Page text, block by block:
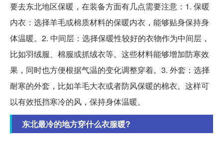
要去东北地区保暖，在装备方面有几点需要注意：1. 保暖
内衣：选择羊毛或棉质材料的保暖内衣，能够贴身保持身
体温暖。2. 中间层：选择保暖性较好的衣物作为中间层，
比如羽绒服、棉服或抓绒衣等。这些材料能够增加防寒效
果，同时也方便根据气温的变化调整穿着。3. 外套：选择
耐寒的外套，比如羊毛大衣或者防风保暖的棉衣。这样可
以有效抵挡寒冷的风，保持身体温暖。
东北最冷的地方穿什么衣服暖?